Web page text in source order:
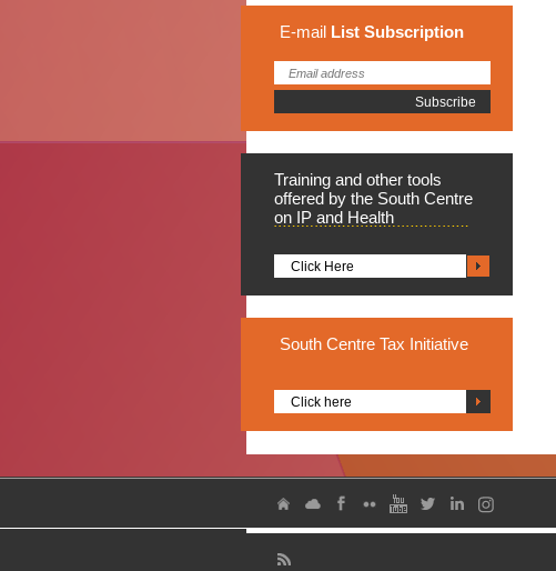
E-mail List Subscription
Training and other tools
offered by the South Centre
on IP and Health
Click Here
South Centre Tax Initiative
Click here